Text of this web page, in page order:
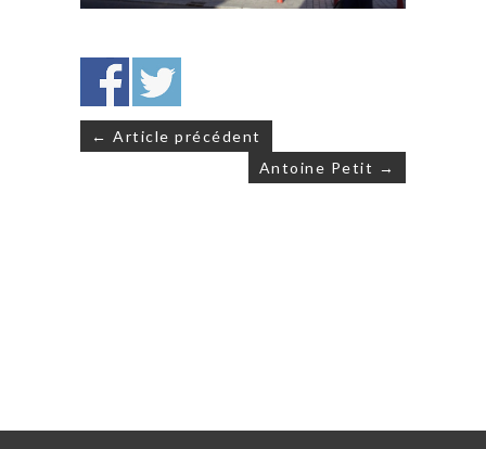
Navigation
de
← Article précédent
Antoine Petit →